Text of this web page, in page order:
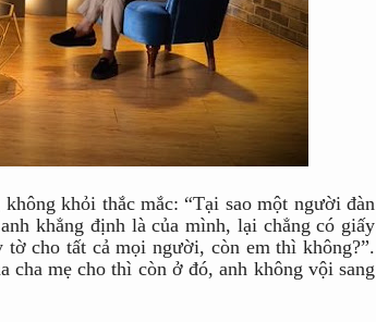
khỏi thắc mắc: “Tại sao một người đàn
khẳng định là của mình, lại chẳng có giấy
cho tất cả mọi người, còn em thì không?”.
cha mẹ cho thì còn ở đó, anh không vội sang